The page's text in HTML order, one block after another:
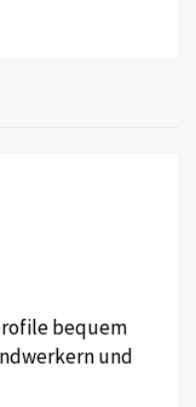
bequem
und